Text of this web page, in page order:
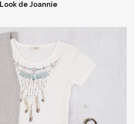
Look de Joannie